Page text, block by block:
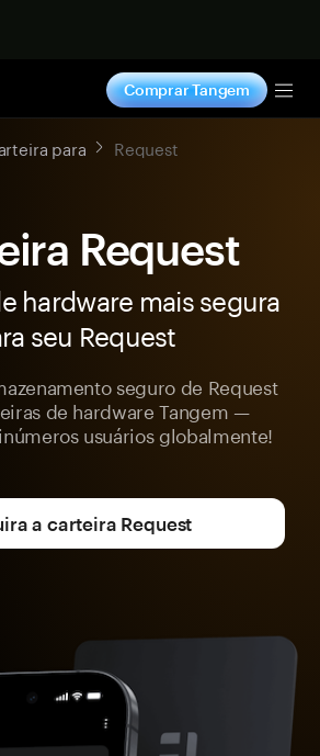
Comprar Tangem
para Request
Request
hardware mais segura
seu Request
seguro de Request
de hardware Tangem —
usuários globalmente!
a carteira Request